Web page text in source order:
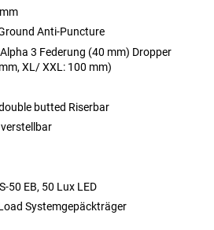
Anti-Puncture
3 Federung (40 mm) Dropper
XL/ XXL: 100 mm)
butted Riserbar
50 EB, 50 Lux LED
Systemgepäckträger